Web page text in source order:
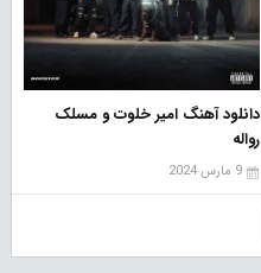
دانلود آهنگ امیر خلوت و مسلک
رواله
9 مارس 2024